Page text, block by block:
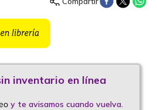
y te avisamos cuando vuelva.